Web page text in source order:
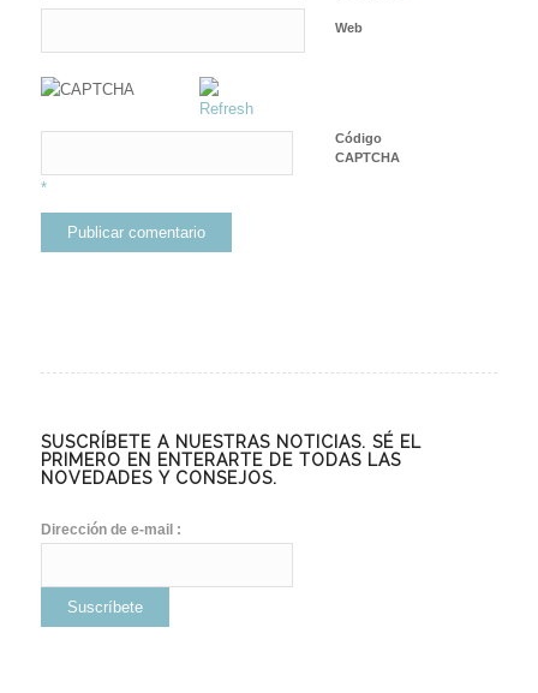
Web
Código
CAPTCHA
*
SUSCRÍBETE A NUESTRAS NOTICIAS. SÉ EL
PRIMERO EN ENTERARTE DE TODAS LAS
NOVEDADES Y CONSEJOS.
Dirección de e-mail :